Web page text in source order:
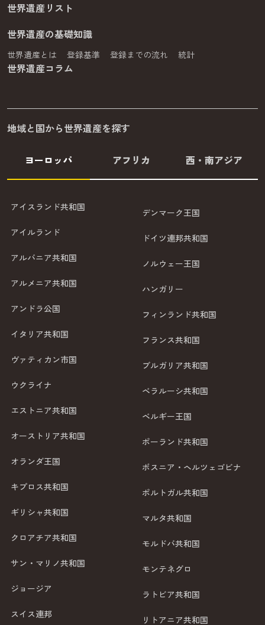
世界遺産リスト
世界遺産の基礎知識
世界遺産とは 登録基準 登録までの流れ 統計
世界遺産コラム
地域と国から世界遺産を探す
ヨーロッパ アフリカ 西・南アジア
アイスランド共和国
アイルランド
アルバニア共和国
アルメニア共和国
アンドラ公国
イタリア共和国
ヴァティカン市国
ウクライナ
エストニア共和国
オーストリア共和国
オランダ王国
キプロス共和国
ギリシャ共和国
クロアチア共和国
サン・マリノ共和国
ジョージア
スイス連邦
デンマーク王国
ドイツ連邦共和国
ノルウェー王国
ハンガリー
フィンランド共和国
フランス共和国
ブルガリア共和国
ベラルーシ共和国
ベルギー王国
ポーランド共和国
ボスニア・ヘルツェゴビナ
ポルトガル共和国
マルタ共和国
モルドバ共和国
モンテネグロ
ラトビア共和国
リトアニア共和国